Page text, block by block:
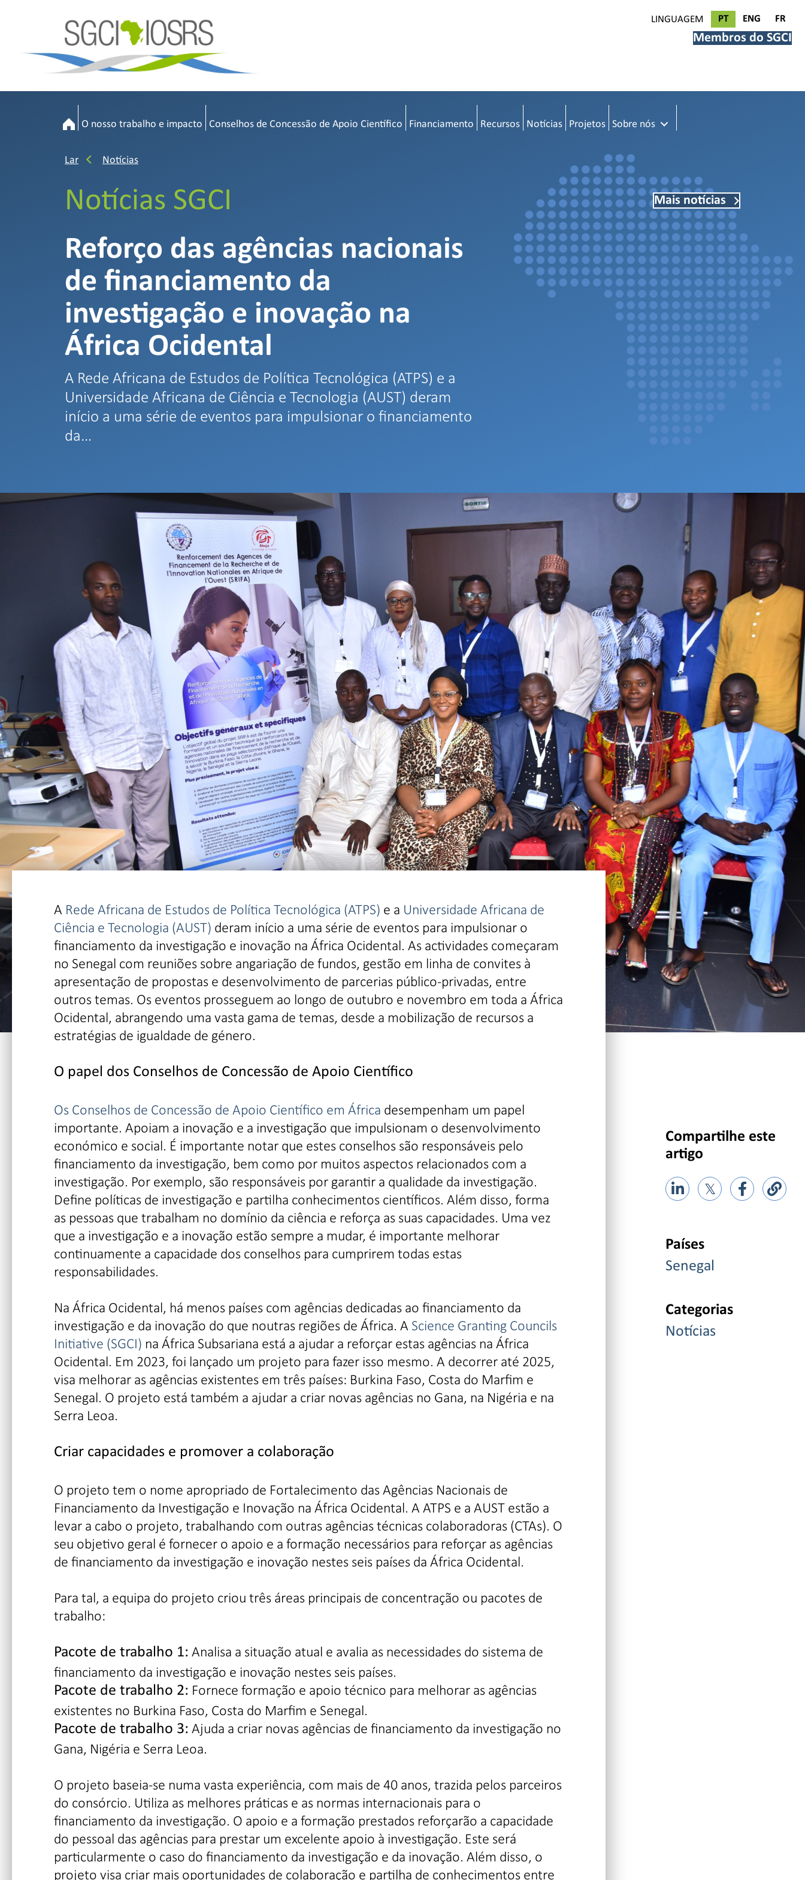
LINGUAGEM PT ENG FR
Membros do SGCI
O nosso trabalho e impacto Conselhos de Concessão de Apoio Científico Financiamento Recursos Notícias Projetos Sobre nós
Lar Notícias
Notícias SGCI
Reforço das agências nacionais
de financiamento da
investigação e inovação na
África Ocidental
A Rede Africana de Estudos de Política Tecnológica (ATPS) e a
Universidade Africana de Ciência e Tecnologia (AUST) deram
início a uma série de eventos para impulsionar o financiamento
da…
Mais notícias
A Rede Africana de Estudos de Política Tecnológica (ATPS) e a Universidade Africana de
Ciência e Tecnologia (AUST) deram início a uma série de eventos para impulsionar o
financiamento da investigação e inovação na África Ocidental. As actividades começaram
no Senegal com reuniões sobre angariação de fundos, gestão em linha de convites à
apresentação de propostas e desenvolvimento de parcerias público-privadas, entre
outros temas. Os eventos prosseguem ao longo de outubro e novembro em toda a África
Ocidental, abrangendo uma vasta gama de temas, desde a mobilização de recursos a
estratégias de igualdade de género.
O papel dos Conselhos de Concessão de Apoio Científico
Os Conselhos de Concessão de Apoio Científico em África desempenham um papel
importante. Apoiam a inovação e a investigação que impulsionam o desenvolvimento
económico e social. É importante notar que estes conselhos são responsáveis pelo
financiamento da investigação, bem como por muitos aspectos relacionados com a
investigação. Por exemplo, são responsáveis por garantir a qualidade da investigação.
Define políticas de investigação e partilha conhecimentos científicos. Além disso, forma
as pessoas que trabalham no domínio da ciência e reforça as suas capacidades. Uma vez
que a investigação e a inovação estão sempre a mudar, é importante melhorar
continuamente a capacidade dos conselhos para cumprirem todas estas
responsabilidades.
Na África Ocidental, há menos países com agências dedicadas ao financiamento da
investigação e da inovação do que noutras regiões de África. A Science Granting Councils
Initiative (SGCI) na África Subsariana está a ajudar a reforçar estas agências na África
Ocidental. Em 2023, foi lançado um projeto para fazer isso mesmo. A decorrer até 2025,
visa melhorar as agências existentes em três países: Burkina Faso, Costa do Marfim e
Senegal. O projeto está também a ajudar a criar novas agências no Gana, na Nigéria e na
Serra Leoa.
Criar capacidades e promover a colaboração
O projeto tem o nome apropriado de Fortalecimento das Agências Nacionais de
Financiamento da Investigação e Inovação na África Ocidental. A ATPS e a AUST estão a
levar a cabo o projeto, trabalhando com outras agências técnicas colaboradoras (CTAs). O
seu objetivo geral é fornecer o apoio e a formação necessários para reforçar as agências
de financiamento da investigação e inovação nestes seis países da África Ocidental.
Para tal, a equipa do projeto criou três áreas principais de concentração ou pacotes de
trabalho:
Pacote de trabalho 1: Analisa a situação atual e avalia as necessidades do sistema de
financiamento da investigação e inovação nestes seis países.
Pacote de trabalho 2: Fornece formação e apoio técnico para melhorar as agências
existentes no Burkina Faso, Costa do Marfim e Senegal.
Pacote de trabalho 3: Ajuda a criar novas agências de financiamento da investigação no
Gana, Nigéria e Serra Leoa.
O projeto baseia-se numa vasta experiência, com mais de 40 anos, trazida pelos parceiros
do consórcio. Utiliza as melhores práticas e as normas internacionais para o
financiamento da investigação. O apoio e a formação prestados reforçarão a capacidade
do pessoal das agências para prestar um excelente apoio à investigação. Este será
particularmente o caso do financiamento da investigação e da inovação. Além disso, o
projeto visa criar mais oportunidades de colaboração e partilha de conhecimentos entre
Compartilhe este
artigo
𝕏
Países
Senegal
Categorias
Notícias